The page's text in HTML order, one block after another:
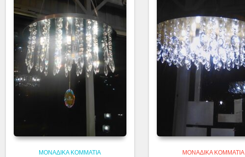
ΜΟΝΆΔΙΚΑ ΚΟΜΜΆΤΙΑ ΜΟΝΆΔΙΚΑ ΚΟΜΜΆΤΙΑ